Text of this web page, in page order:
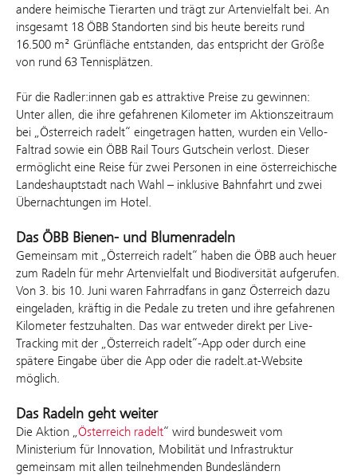
andere heimische Tierarten und trägt zur Artenvielfalt bei. An
insgesamt 18 ÖBB Standorten sind bis heute bereits rund
16.500 m² Grünfläche entstanden, das entspricht der Größe
von rund 63 Tennisplätzen.
Für die Radler:innen gab es attraktive Preise zu gewinnen:
Unter allen, die ihre gefahrenen Kilometer im Aktionszeitraum
bei „Österreich radelt“ eingetragen hatten, wurden ein Vello-
Faltrad sowie ein ÖBB Rail Tours Gutschein verlost. Dieser
ermöglicht eine Reise für zwei Personen in eine österreichische
Landeshauptstadt nach Wahl – inklusive Bahnfahrt und zwei
Übernachtungen im Hotel.
Das ÖBB Bienen- und Blumenradeln
Gemeinsam mit „Österreich radelt“ haben die ÖBB auch heuer
zum Radeln für mehr Artenvielfalt und Biodiversität aufgerufen.
Von 3. bis 10. Juni waren Fahrradfans in ganz Österreich dazu
eingeladen, kräftig in die Pedale zu treten und ihre gefahrenen
Kilometer festzuhalten. Das war entweder direkt per Live-
Tracking mit der „Österreich radelt“-App oder durch eine
spätere Eingabe über die App oder die radelt.at-Website
möglich.
Das Radeln geht weiter
Die Aktion „Österreich radelt“ wird bundesweit vom
Ministerium für Innovation, Mobilität und Infrastruktur
gemeinsam mit allen teilnehmenden Bundesländern